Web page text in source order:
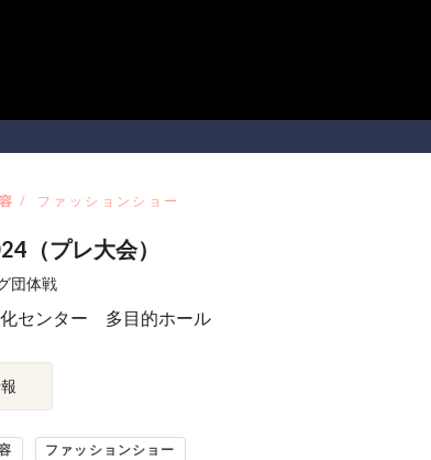
ファッションショー
（プレ大会）
団体戦
センター 多目的ホール
ファッションショー